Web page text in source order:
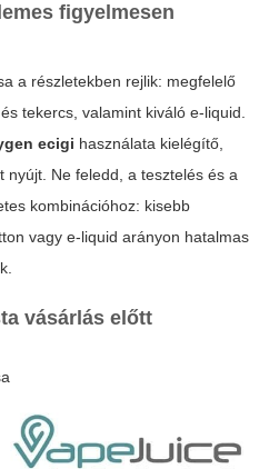
figyelmesen
a részletekben rejlik: megfelelő
tekercs, valamint kiváló e-liquid.
ecigi használata kielégítő,
nyújt. Ne feledd, a tesztelés és a
kombinációhoz: kisebb
vagy e-liquid arányon hatalmas
vásárlás előtt